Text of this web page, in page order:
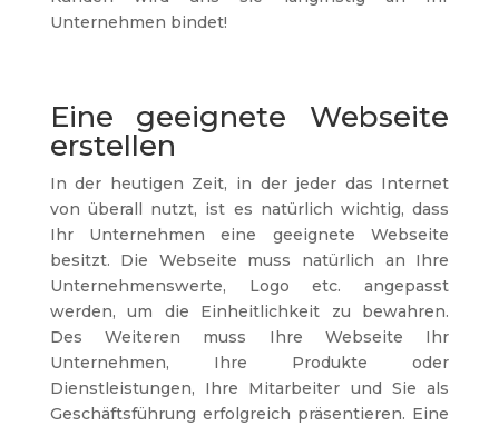
Unternehmen bindet!
Eine geeignete Webseite
erstellen
In der heutigen Zeit, in der jeder das Internet
von überall nutzt, ist es natürlich wichtig, dass
Ihr Unternehmen eine geeignete Webseite
besitzt. Die Webseite muss natürlich an Ihre
Unternehmenswerte, Logo etc. angepasst
werden, um die Einheitlichkeit zu bewahren.
Des Weiteren muss Ihre Webseite Ihr
Unternehmen, Ihre Produkte oder
Dienstleistungen, Ihre Mitarbeiter und Sie als
Geschäftsführung erfolgreich präsentieren. Eine